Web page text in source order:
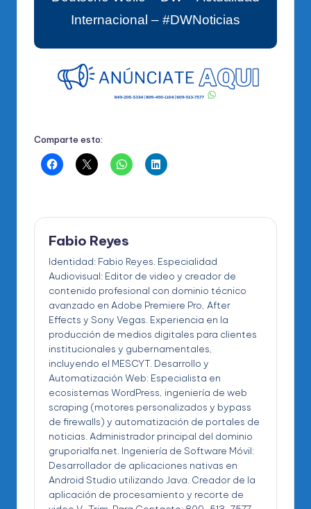
Internacional – #DWNoticias
Comparte esto:
Fabio Reyes
Identidad: Fabio Reyes. Especialidad
Audiovisual: Editor de video y creador de
contenido profesional con dominio técnico
avanzado en Adobe Premiere Pro, After
Effects y Sony Vegas. Experiencia en la
producción de medios digitales para clientes
institucionales y gubernamentales,
incluyendo el MESCYT. Desarrollo y
Automatización Web: Especialista en
ecosistemas WordPress, ingeniería de web
scraping (motores personalizados y bypass
de firewalls) y automatización de portales de
noticias. Administrador principal del dominio
gruporialfa.net. Ingeniería de Software Móvil:
Desarrollador de aplicaciones nativas en
Android Studio utilizando Java. Creador de la
aplicación de procesamiento y recorte de